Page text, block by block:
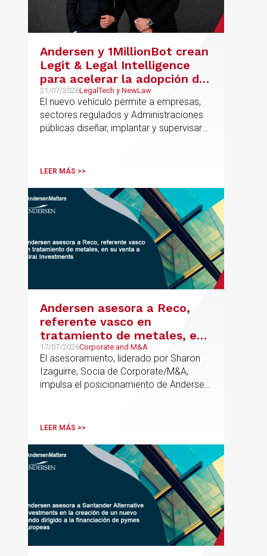
la constitución del vehículo promotor, la
compra del suelo y la estructuración de
la financiación del proyecto.
Andersen y 1MillionBot crean
Legit & Legal Intelligence
para acelerar la adopción de
IA con seguridad jurídica en
el marco regulatorio europeo
21/07/2026LegalTech y NewLaw
El nuevo vehículo permite a empresas,
sectores regulados y Administraciones
públicas diseñar, implantar y supervisar
cumplimiento normativo desde el origen.
metodología propia de gestión de
riesgos de IA y se alinea con la
estrategia española de IA soberana
articulada en torno a ALIA.
LEER MÁS >>
Andersen asesora a Reco,
referente vasco en
tratamiento de metales, en
su venta a Mirai Investments
17/07/2026Corporate and M&A
El asesoramiento, liderado por Sharon
Izaguirre, Socia de Corporate/M&A,
impulsa el posicionamiento de Andersen
procesos estratégicos de M&A
LEER MÁS >>